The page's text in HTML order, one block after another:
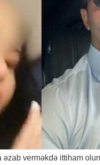
əzab verməkdə ittiham